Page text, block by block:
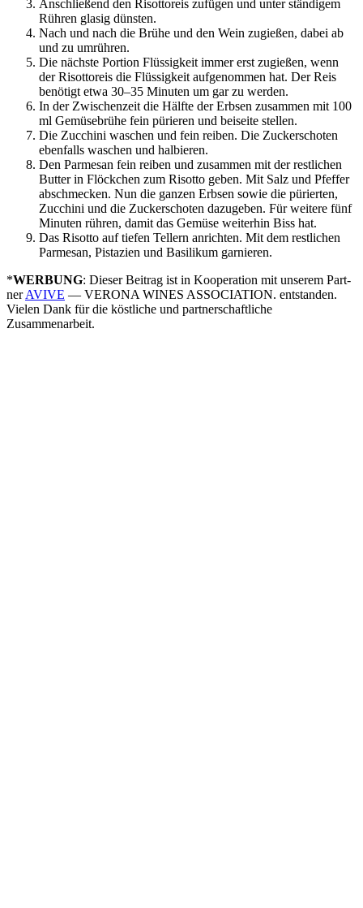
Anschlie­ßend den Risot­to­reis zufü­gen und unter stän­di­gem
Rüh­ren gla­sig dünsten.
Nach und nach die Brü­he und den Wein zugie­ßen, dabei ab
und zu umrühren.
Die nächs­te Por­ti­on Flüs­sig­keit immer erst zugie­ßen, wenn
der Risot­to­reis die Flüs­sig­keit auf­ge­nom­men hat. Der Reis
benö­tigt etwa 30–35 Minu­ten um gar zu werden.
In der Zwi­schen­zeit die Hälf­te der Erb­sen zusam­men mit 100
ml Gemü­se­brü­he fein pürie­ren und bei­sei­te stellen.
Die Zuc­chi­ni waschen und fein rei­ben. Die Zucker­scho­ten
eben­falls waschen und halbieren.
Den Par­me­san fein rei­ben und zusam­men mit der rest­li­chen
But­ter in Flöck­chen zum Risot­to geben. Mit Salz und Pfef­fer
abschme­cken. Nun die gan­zen Erb­sen sowie die pürier­ten,
Zuc­chi­ni und die Zucker­scho­ten dazu­ge­ben. Für wei­te­re fünf
Minu­ten rüh­ren, damit das Gemü­se wei­ter­hin Biss hat.
Das Risot­to auf tie­fen Tel­lern anrich­ten. Mit dem rest­li­chen
Par­me­san, Pis­ta­zi­en und Basi­li­kum garnieren.
*WERBUNG: Die­ser Bei­trag ist in Koope­ra­ti­on mit unse­rem Part­
nerAVIVE — VERONA WINES ASSOCIATION. ent­stan­den.
Vie­len Dank für die köst­li­che und part­ner­schaft­li­che
Zusammenarbeit.